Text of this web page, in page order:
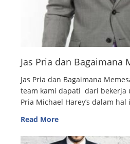
Jas Pria dan Bagaimana
Jas Pria dan Bagaimana
team kami dapati dari bekerja
Pria Michael Harey’s dalam
Read More